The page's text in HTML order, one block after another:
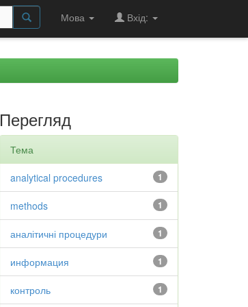
Мова Вхід:
Перегляд
Тема
1
analytical procedures
1
methods
1
аналітичні процедури
1
информация
1
контроль